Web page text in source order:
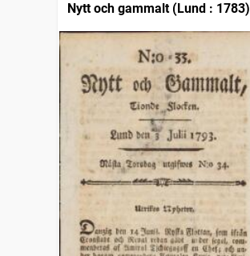
Nytt och gammalt (Lund : 1783)